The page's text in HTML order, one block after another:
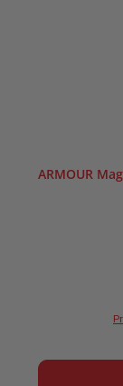
ARMOUR